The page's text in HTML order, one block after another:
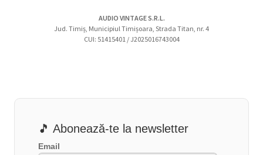
AUDIO VINTAGE S.R.L.
Jud. Timiș, Municipiul Timișoara, Strada Titan, nr. 4
CUI: 51415401 / J2025016743004
🎵 Abonează-te la newsletter
Email